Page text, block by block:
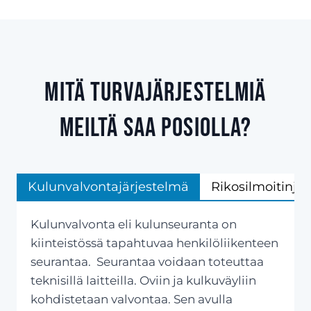
Mitä turvajärjestelmiä
meiltä saa Posiolla?
Kulunvalvontajärjestelmä
Kulunvalvonta eli kulunseuranta on
kiinteistössä tapahtuvaa henkilöliikenteen
seurantaa. Seurantaa voidaan toteuttaa
teknisillä laitteilla. Oviin ja kulkuväyliin
kohdistetaan valvontaa. Sen avulla